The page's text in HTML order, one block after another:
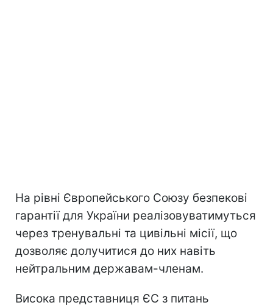
На рівні Європейського Союзу безпекові
гарантії для України реалізовуватимуться
через тренувальні та цивільні місії, що
дозволяє долучитися до них навіть
нейтральним державам-членам.
Висока представниця ЄС з питань